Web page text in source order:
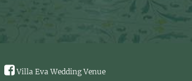
Villa Eva Wedding Venue